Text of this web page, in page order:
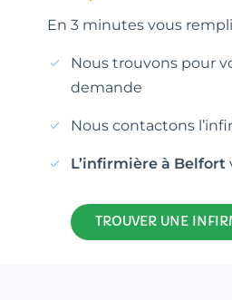
En 3 minutes vous
Nous trouvons pour
demande
Nous contactons
L’infirmière à Belfort
TROUVER UNE